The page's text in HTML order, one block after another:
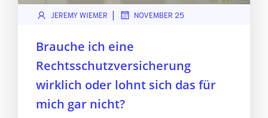
JEREMY WIEMER | NOVEMBER 25
Brauche ich eine
Rechtsschutzversicherung
wirklich oder lohnt sich das für
mich gar nicht?